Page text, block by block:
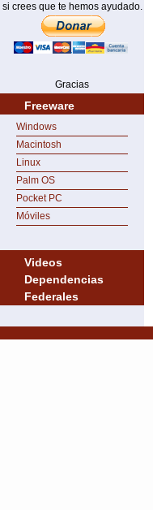
si crees que te hemos ayudado.
Gracias
Freeware
Windows
Macintosh
Linux
Palm OS
Pocket PC
Móviles
Videos
Dependencias
Federales